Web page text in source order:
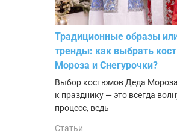
Традиционные образы
тренды: как выбрать
Мороза и Снегурочки?
Выбор костюмов Деда
к празднику — это всегда
процесс, ведь
Статьи